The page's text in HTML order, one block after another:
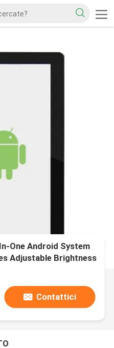
One Android System
Adjustable Brightness
Contattici